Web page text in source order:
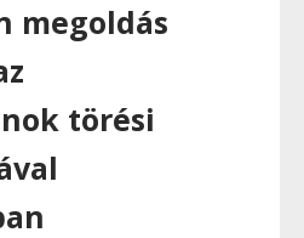
megoldás
törési